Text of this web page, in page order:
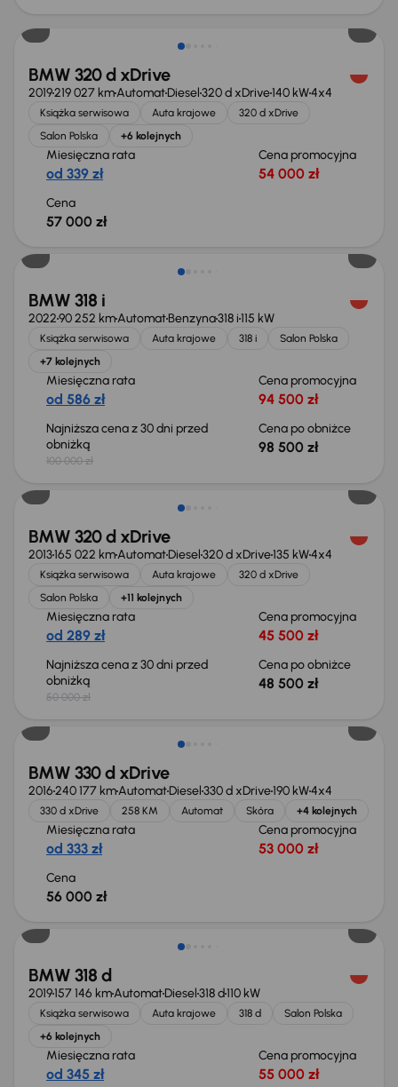
BMW 320 d xDrive
2019219 027 kmAutomatDiesel320 d xDrive140 kW4x4
Książka serwisowa Auta krajowe
320 d xDrive
Salon Polska
+6 kolejnych
Miesięczna rata
od 339 zł
Cena promocyjna
54 000 zł
Cena
57 000 zł
Taniej o 1 500 zł
BMW 318 i
202290 252 kmAutomatBenzyna318 i115 kW
Książka serwisowa Auta krajowe 318 i
Salon Polska
+7 kolejnych
Miesięczna rata
od 586 zł
Cena promocyjna
94 500 zł
Najniższa cena z 30 dni przed
obniżką
100 000 zł
Cena po obniżce
98 500 zł
Taniej o 1 500 zł
BMW 320 d xDrive
2013165 022 kmAutomatDiesel320 d xDrive135 kW4x4
Książka serwisowa Auta krajowe
320 d xDrive
Salon Polska
+11 kolejnych
Miesięczna rata
od 289 zł
Cena promocyjna
45 500 zł
Najniższa cena z 30 dni przed
obniżką
50 000 zł
Cena po obniżce
48 500 zł
Świeżo skupione
BMW 330 d xDrive
2016240 177 kmAutomatDiesel330 d xDrive190 kW4x4
330 d xDrive 258 KM Automat Skóra +4 kolejnych
Miesięczna rata
od 333 zł
Cena promocyjna
53 000 zł
Cena
56 000 zł
BMW 318 d
2019157 146 kmAutomatDiesel318 d110 kW
Książka serwisowa Auta krajowe 318 d
Salon Polska
+6 kolejnych
Miesięczna rata
od 345 zł
Cena promocyjna
55 000 zł